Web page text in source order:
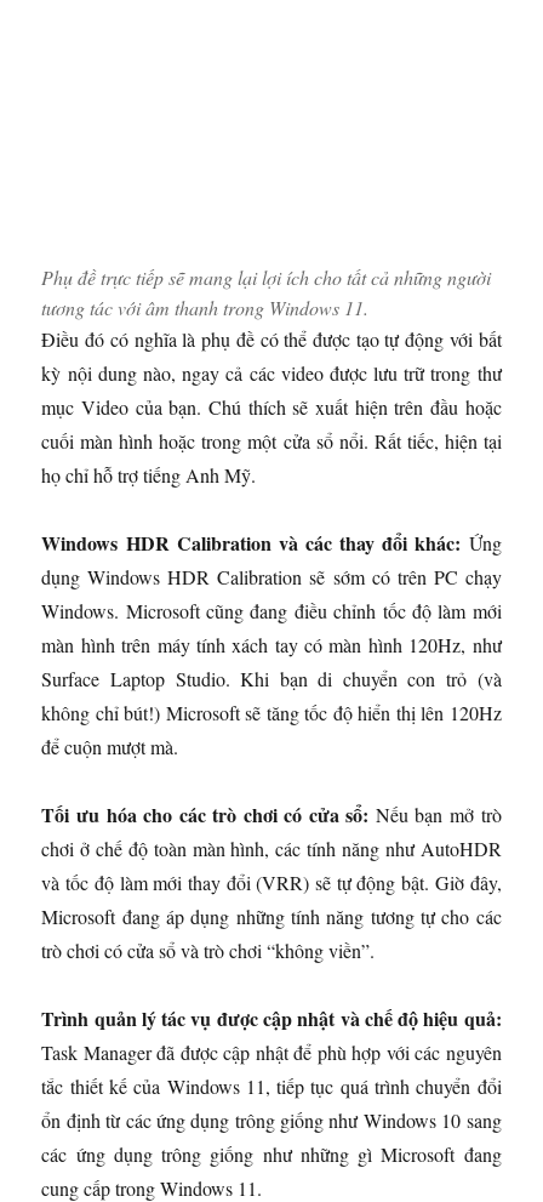
Phụ đề trực tiếp sẽ mang lại lợi ích cho tất cả những người
tương tác với âm thanh trong Windows 11.
Điều đó có nghĩa là phụ đề có thể được tạo tự động với bất
kỳ nội dung nào, ngay cả các video được lưu trữ trong thư
mục Video của bạn. Chú thích sẽ xuất hiện trên đầu hoặc
cuối màn hình hoặc trong một cửa sổ nổi. Rất tiếc, hiện tại
họ chỉ hỗ trợ tiếng Anh Mỹ.
Windows HDR Calibration và các thay đổi khác: Ứng
dụng Windows HDR Calibration sẽ sớm có trên PC chạy
Windows. Microsoft cũng đang điều chỉnh tốc độ làm mới
màn hình trên máy tính xách tay có màn hình 120Hz, như
Surface Laptop Studio. Khi bạn di chuyển con trỏ (và
không chỉ bút!) Microsoft sẽ tăng tốc độ hiển thị lên 120Hz
để cuộn mượt mà.
Tối ưu hóa cho các trò chơi có cửa sổ: Nếu bạn mở trò
chơi ở chế độ toàn màn hình, các tính năng như AutoHDR
và ​​tốc độ làm mới thay đổi (VRR) sẽ tự động bật. Giờ đây,
Microsoft đang áp dụng những tính năng tương tự cho các
trò chơi có cửa sổ và trò chơi “không viền”.
Trình quản lý tác vụ được cập nhật và chế độ hiệu quả:
Task Manager đã được cập nhật để phù hợp với các nguyên
tắc thiết kế của Windows 11, tiếp tục quá trình chuyển đổi
ổn định từ các ứng dụng trông giống như Windows 10 sang
các ứng dụng trông giống như những gì Microsoft đang
cung cấp trong Windows 11.